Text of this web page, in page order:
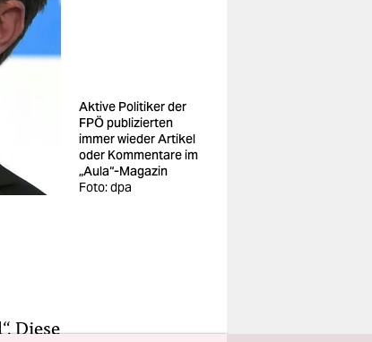
Aktive Politiker der
FPÖ publizierten
immer wieder Artikel
oder Kommentare im
„Aula“-Magazin
Foto: dpa
Diese